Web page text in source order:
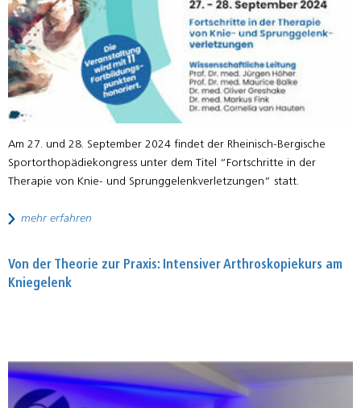
Am 27. und 28. September 2024 findet der Rheinisch-Bergische
Sportorthopädiekongress unter dem Titel “Fortschritte in der
Therapie von Knie- und Sprunggelenkverletzungen” statt.
mehr erfahren
Von der Theorie zur Praxis: Intensiver Arthroskopiekurs am
Kniegelenk